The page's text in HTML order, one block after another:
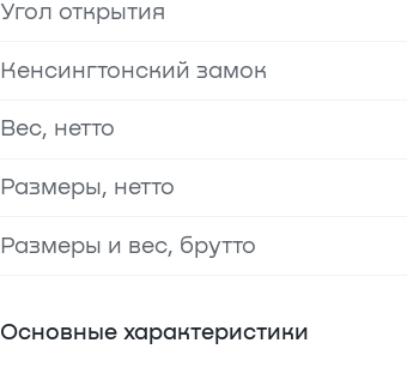
Угол открытия
Кенсингтонский замок
Вес, нетто
Размеры, нетто
Размеры и вес, брутто
Основные характеристики